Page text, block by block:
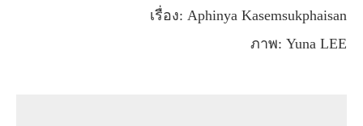
เรื่อง: Aphinya Kasemsukphaisan
ภาพ: Yuna LEE